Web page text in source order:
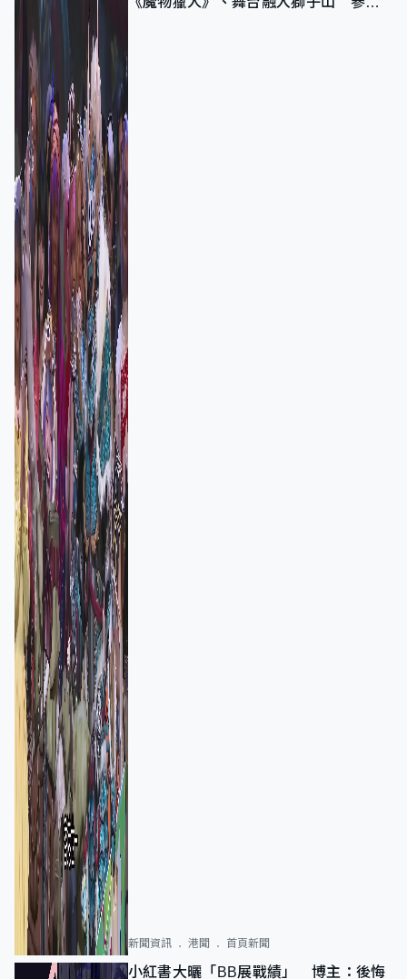
新聞資訊 港聞 首頁新聞
小紅書大曬「BB展戰績」 博主：後悔